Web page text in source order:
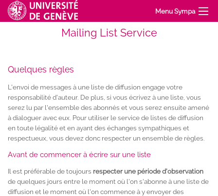
Menu Sympa
Mailing List Service
Quelques règles
L'envoi de messages à une liste de diffusion engage votre
responsabilité d'auteur. De plus, si vous écrivez à une liste, vous
serez lu par l'ensemble des abonnés et vous serez ensuite amené
à dialoguer avec eux. Pour utiliser le service de listes de diffusion
en toute légalité et en ayant des échanges sympathiques et
respectueux, vous devez donc respecter un ensemble de règles.
Avant de commencer à écrire sur une liste
Il est préférable de toujours respecter une période d'observation
de quelques jours entre le moment où l'on s'abonne à une liste de
diffusion et le moment où l'on commence à y envoyer des